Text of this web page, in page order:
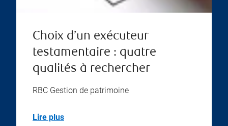
Choix d’un exécuteur
testamentaire : quatre
qualités à rechercher
RBC Gestion de patrimoine
Lire plus